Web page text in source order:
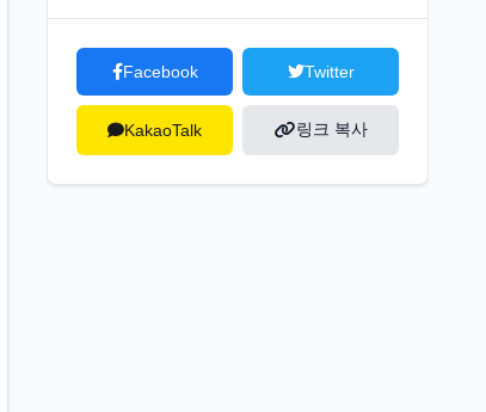
Facebook Twitter
KakaoTalk 링크 복사